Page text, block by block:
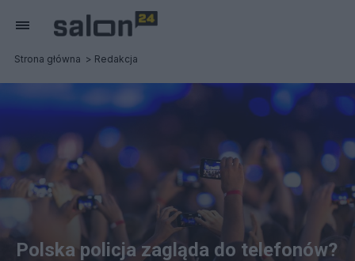
Strona główna Redakcja
Polska policja zagląda do telefonów?